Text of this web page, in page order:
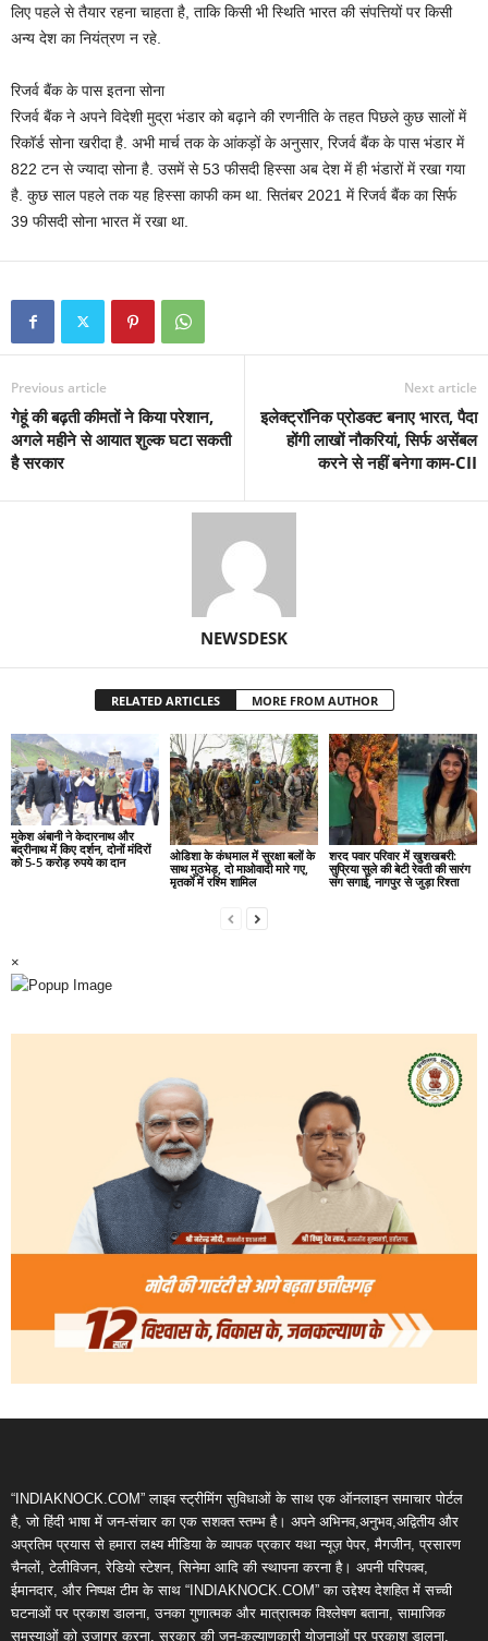
लिए पहले से तैयार रहना चाहता है, ताकि किसी भी स्थिति भारत की संपत्तियों पर किसी
अन्य देश का नियंत्रण न रहे.
रिजर्व बैंक के पास इतना सोना
रिजर्व बैंक ने अपने विदेशी मुद्रा भंडार को बढ़ाने की रणनीति के तहत पिछले कुछ सालों में
रिकॉर्ड सोना खरीदा है. अभी मार्च तक के आंकड़ों के अनुसार, रिजर्व बैंक के पास भंडार में
822 टन से ज्यादा सोना है. उसमें से 53 फीसदी हिस्सा अब देश में ही भंडारों में रखा गया
है. कुछ साल पहले तक यह हिस्सा काफी कम था. सितंबर 2021 में रिजर्व बैंक का सिर्फ
39 फीसदी सोना भारत में रखा था.
Previous article
गेहूं की बढ़ती कीमतों ने किया परेशान,
अगले महीने से आयात शुल्क घटा सकती
है सरकार
Next article
इलेक्ट्रॉनिक प्रोडक्ट बनाए भारत, पैदा
होंगी लाखों नौकरियां, सिर्फ असेंबल
करने से नहीं बनेगा काम-CII
NEWSDESK
RELATED ARTICLES MORE FROM AUTHOR
मुकेश अंबानी ने केदारनाथ और
बद्रीनाथ में किए दर्शन, दोनों मंदिरों
को 5-5 करोड़ रुपये का दान
ओडिशा के कंधमाल में सुरक्षा बलों के
साथ मुठभेड़, दो माओवादी मारे गए,
मृतकों में रश्मि शामिल
शरद पवार परिवार में खुशखबरी:
सुप्रिया सुले की बेटी रेवती की सारंग
संग सगाई, नागपुर से जुड़ा रिश्ता
×
“INDIAKNOCK.COM” लाइव स्ट्रीमिंग सुविधाओं के साथ एक ऑनलाइन समाचार पोर्टल
है, जो हिंदी भाषा में जन-संचार का एक सशक्त स्तम्भ है। अपने अभिनव,अनुभव,अद्वितीय और
अप्रतिम प्रयास से हमारा लक्ष्य मीडिया के व्यापक प्रकार यथा न्यूज़ पेपर, मैगजीन, प्रसारण
चैनलों, टेलीविजन, रेडियो स्टेशन, सिनेमा आदि की स्थापना करना है। अपनी परिपक्व,
ईमानदार, और निष्पक्ष टीम के साथ “INDIAKNOCK.COM” का उद्देश्य देशहित में सच्ची
घटनाओं पर प्रकाश डालना, उनका गुणात्मक और मात्रात्मक विश्लेषण बताना, सामाजिक
समस्याओं को उजागर करना, सरकार की जन-कल्याणकारी योजनाओं पर प्रकाश डालना,